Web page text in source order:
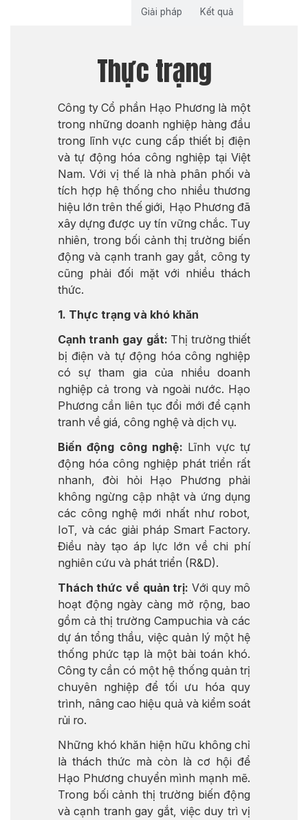
Giải pháp Kết quả
Thực trạng
Công ty Cổ phần Hạo Phương là một
trong những doanh nghiệp hàng đầu
trong lĩnh vực cung cấp thiết bị điện
và tự động hóa công nghiệp tại Việt
Nam. Với vị thế là nhà phân phối và
tích hợp hệ thống cho nhiều thương
hiệu lớn trên thế giới, Hạo Phương đã
xây dựng được uy tín vững chắc. Tuy
nhiên, trong bối cảnh thị trường biến
động và cạnh tranh gay gắt, công ty
cũng phải đối mặt với nhiều thách
thức.
1. Thực trạng và khó khăn
Cạnh tranh gay gắt: Thị trường thiết
bị điện và tự động hóa công nghiệp
có sự tham gia của nhiều doanh
nghiệp cả trong và ngoài nước. Hạo
Phương cần liên tục đổi mới để cạnh
tranh về giá, công nghệ và dịch vụ.
Biến động công nghệ: Lĩnh vực tự
động hóa công nghiệp phát triển rất
nhanh, đòi hỏi Hạo Phương phải
không ngừng cập nhật và ứng dụng
các công nghệ mới nhất như robot,
IoT, và các giải pháp Smart Factory.
Điều này tạo áp lực lớn về chi phí
nghiên cứu và phát triển (R&D).
Thách thức về quản trị: Với quy mô
hoạt động ngày càng mở rộng, bao
gồm cả thị trường Campuchia và các
dự án tổng thầu, việc quản lý một hệ
thống phức tạp là một bài toán khó.
Công ty cần có một hệ thống quản trị
chuyên nghiệp để tối ưu hóa quy
trình, nâng cao hiệu quả và kiểm soát
rủi ro.
Những khó khăn hiện hữu không chỉ
là thách thức mà còn là cơ hội để
Hạo Phương chuyển mình mạnh mẽ.
Trong bối cảnh thị trường biến động
và cạnh tranh gay gắt, việc duy trì vị